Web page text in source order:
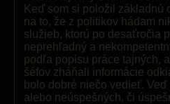
Keď som si položil základnú
na to, že z politikov hádam
služieb, ktorú po desaťročia
neprehľadný a
podľa popisu práce tajných,
šéfov zháňali informácie
bolo dobré niečo vedieť.
alebo neúspešných, či